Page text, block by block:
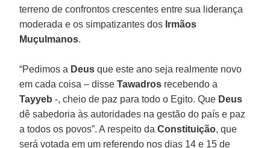
terreno de confrontos crescentes entre sua liderança
moderada e os simpatizantes dos Irmãos
Muçulmanos.
“Pedimos a Deus que este ano seja realmente novo
em cada coisa – disseTawadros recebendo a
Tayyeb -, cheio de paz para todo o Egito. Que Deus
dê sabedoria às autoridades na gestão do país e paz
a todos os povos”. A respeito daConstituição, que
será votada em um referendo nos dias 14 e 15 de